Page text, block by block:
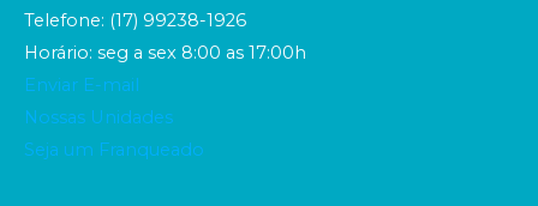
Telefone: (17) 99238-1926
Horário: seg a sex 8:00 as 17:00h
Enviar E-mail
Nossas Unidades
Seja um Franqueado